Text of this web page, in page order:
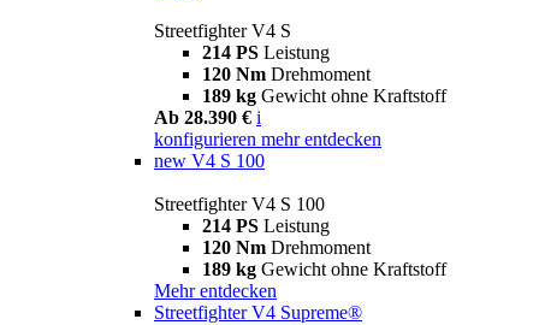
Streetfighter V4 S
214 PS Leistung
120 Nm Drehmoment
189 kg Gewicht ohne Kraftstoff
Ab 28.390 € i
konfigurieren mehr entdecken
new V4 S 100
Streetfighter V4 S 100
214 PS Leistung
120 Nm Drehmoment
189 kg Gewicht ohne Kraftstoff
Mehr entdecken
Streetfighter V4 Supreme®